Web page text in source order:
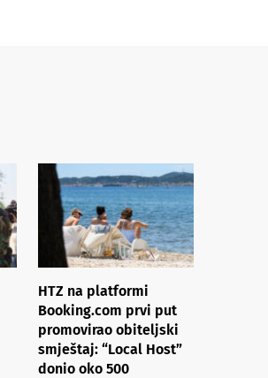
HTZ na platformi
Booking.com prvi put
promovirao obiteljski
smještaj: “Local Host”
donio oko 500